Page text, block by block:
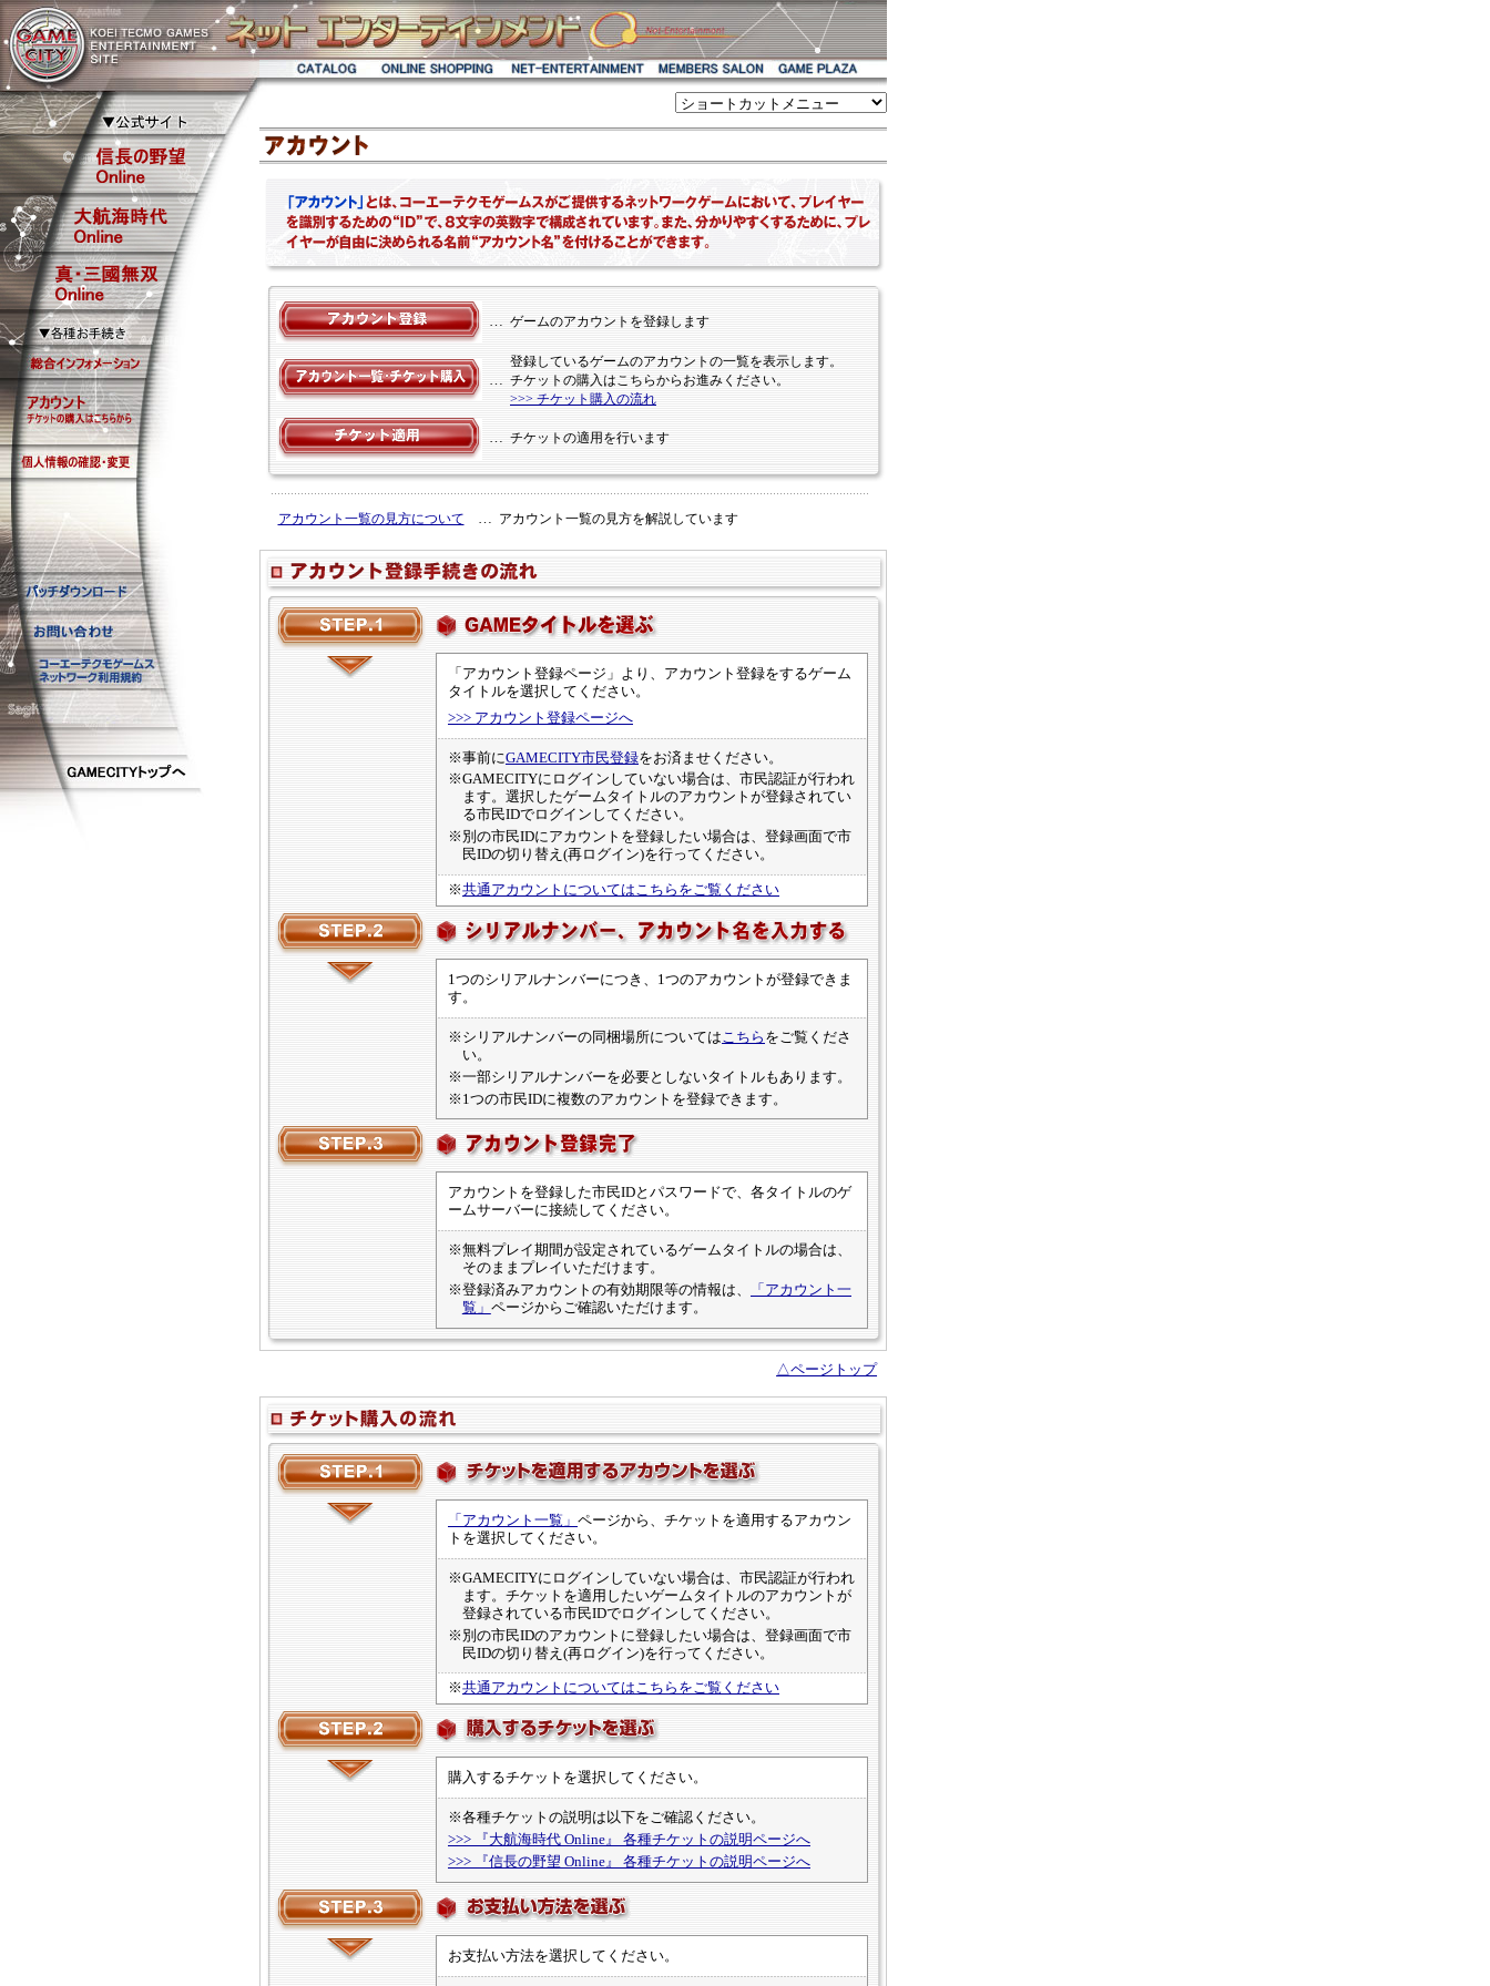
ゲームのアカウントを登録します
登録しているゲームのアカウントの一覧を表示します。
チケットの購入はこちらからお進みください。
>>> チケット購入の流れ
チケットの適用を行います
アカウント一覧の見方について アカウント一覧の見方を解説しています
「アカウント登録ページ」より、アカウント登録をするゲーム
タイトルを選択してください。
>>> アカウント登録ページへ
※事前にGAMECITY市民登録をお済ませください。
※GAMECITYにログインしていない場合は、市民認証が行われ
ます。選択したゲームタイトルのアカウントが登録されてい
る市民IDでログインしてください。
※別の市民IDにアカウントを登録したい場合は、登録画面で市
民IDの切り替え(再ログイン)を行ってください。
※共通アカウントについてはこちらをご覧ください
1つのシリアルナンバーにつき、1つのアカウントが登録できま
す。
※シリアルナンバーの同梱場所についてはこちら をご覧くださ
い。
※一部シリアルナンバーを必要としないタイトルもあります。
※1つの市民IDに複数のアカウントを登録できます。
アカウントを登録した市民IDとパスワードで、各タイトルのゲ
ームサーバーに接続してください。
※無料プレイ期間が設定されているゲームタイトルの場合は、
そのままプレイいただけます。
※登録済みアカウントの有効期限等の情報は、
「アカウント一
覧」 ページからご確認いただけます。
△ページトップ
「アカウント一覧」 ページから、チケットを適用するアカウン
トを選択してください。
※GAMECITYにログインしていない場合は、市民認証が行われ
ます。チケットを適用したいゲームタイトルのアカウントが
登録されている市民IDでログインしてください。
※別の市民IDのアカウントに登録したい場合は、登録画面で市
民IDの切り替え(再ログイン)を行ってください。
※共通アカウントについてはこちらをご覧ください
購入するチケットを選択してください。
※各種チケットの説明は以下をご確認ください。
>>> 『大航海時代 Online』 各種チケットの説明ページへ
>>> 『信長の野望 Online』 各種チケットの説明ページへ
お支払い方法を選択してください。